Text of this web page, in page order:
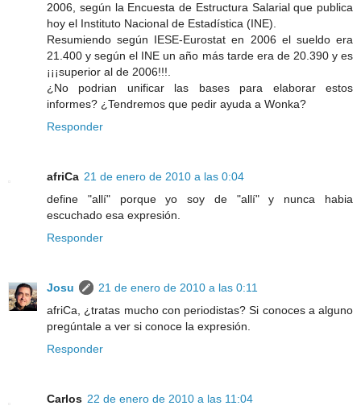
2006, según la Encuesta de Estructura Salarial que publica
hoy el Instituto Nacional de Estadística (INE).
Resumiendo según IESE-Eurostat en 2006 el sueldo era
21.400 y según el INE un año más tarde era de 20.390 y es
¡¡¡superior al de 2006!!!.
¿No podrian unificar las bases para elaborar estos
informes? ¿Tendremos que pedir ayuda a Wonka?
Responder
afriCa 21 de enero de 2010 a las 0:04
define "allí" porque yo soy de "allí" y nunca habia
escuchado esa expresión.
Responder
Josu
21 de enero de 2010 a las 0:11
afriCa, ¿tratas mucho con periodistas? Si conoces a alguno
pregúntale a ver si conoce la expresión.
Responder
Carlos 22 de enero de 2010 a las 11:04